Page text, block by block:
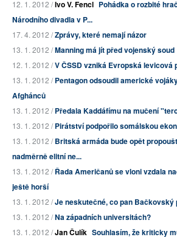
12. 1. 2012 /Ivo V. Fencl Pohádka o rozbité
Národního divadla v P...
17. 4. 2012 /Zprávy, které nemají názor
13. 1. 2012 /Manning má jít před vojenský soud
12. 1. 2012 /V ČSSD vzniká Evropská levicová
13. 1. 2012 /Pentagon odsoudil americké
Afghánců
13. 1. 2012 /Předala Kaddáfímu na mučení
13. 1. 2012 /Pirátství podpořilo somálskou
13. 1. 2012 /Britská armáda bude opět
nadměrně elitní ne...
13. 1. 2012 /Řada Američanů se vloni vzdala
ještě horší
13. 1. 2012 /Je neskutečné, co pan Bačkovský
13. 1. 2012 /Na západních universitách?
13. 1. 2012 /Jan Čulík Souhlasím, že kriticky